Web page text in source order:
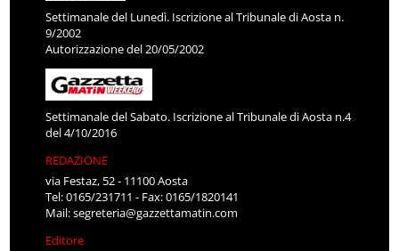
Settimanale del Lunedì. Iscrizione al Tribunale di Aosta n.
9/2002
Autorizzazione del 20/05/2002
Settimanale del Sabato. Iscrizione al Tribunale di Aosta n.4
del 4/10/2016
REDAZIONE
via Festaz, 52 - 11100 Aosta
Tel: 0165/231711 - Fax: 0165/1820141
Mail:segreteria@gazzettamatin.com
Editore